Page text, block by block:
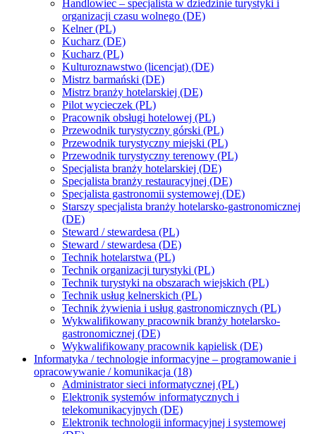
Handlowiec – specjalista w dziedzinie turystyki i
organizacji czasu wolnego (DE)
Kelner (PL)
Kucharz (DE)
Kucharz (PL)
Kulturoznawstwo (licencjat) (DE)
Mistrz barmański (DE)
Mistrz branży hotelarskiej (DE)
Pilot wycieczek (PL)
Pracownik obsługi hotelowej (PL)
Przewodnik turystyczny górski (PL)
Przewodnik turystyczny miejski (PL)
Przewodnik turystyczny terenowy (PL)
Specjalista branży hotelarskiej (DE)
Specjalista branży restauracyjnej (DE)
Specjalista gastronomii systemowej (DE)
Starszy specjalista branży hotelarsko-gastronomicznej
(DE)
Steward / stewardesa (PL)
Steward / stewardesa (DE)
Technik hotelarstwa (PL)
Technik organizacji turystyki (PL)
Technik turystyki na obszarach wiejskich (PL)
Technik usług kelnerskich (PL)
Technik żywienia i usług gastronomicznych (PL)
Wykwalifikowany pracownik branży hotelarsko-
gastronomicznej (DE)
Wykwalifikowany pracownik kąpielisk (DE)
Informatyka / technologie informacyjne – programowanie i
opracowywanie / komunikacja (18)
Administrator sieci informatycznej (PL)
Elektronik systemów informatycznych i
telekomunikacyjnych (DE)
Elektronik technologii informacyjnej i systemowej